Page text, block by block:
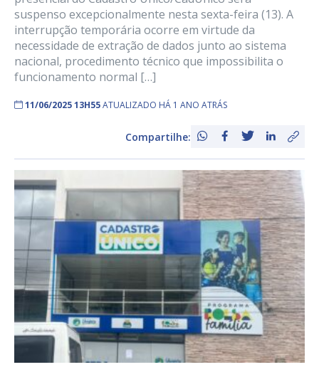
suspenso excepcionalmente nesta sexta-feira (13). A
interrupção temporária ocorre em virtude da
necessidade de extração de dados junto ao sistema
nacional, procedimento técnico que impossibilita o
funcionamento normal […]
11/06/2025 13H55ATUALIZADO HÁ 1 ANO ATRÁS
Compartilhe: